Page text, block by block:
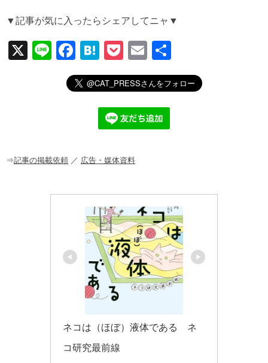
▼記事が気に入ったらシェアしてニャ▼
X
Li
F
a
c
o
H
at
e
n
a
P
o
ck
et
E
m
ail
有
⇒記事の掲載依頼 ／ 広告・媒体資料
ネコは（ほぼ）液体である　ネ
コ研究最前線